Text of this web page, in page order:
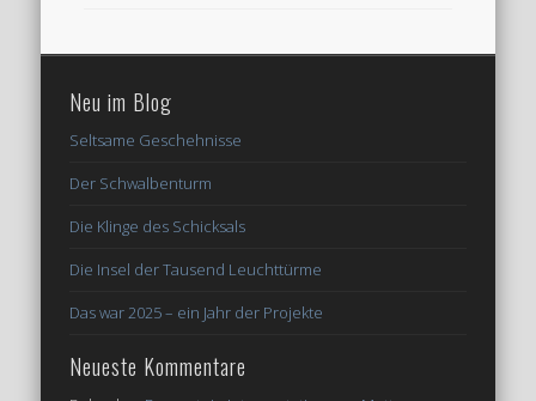
Neu im Blog
Seltsame Geschehnisse
Der Schwalbenturm
Die Klinge des Schicksals
Die Insel der Tausend Leuchttürme
Das war 2025 – ein Jahr der Projekte
Neueste Kommentare